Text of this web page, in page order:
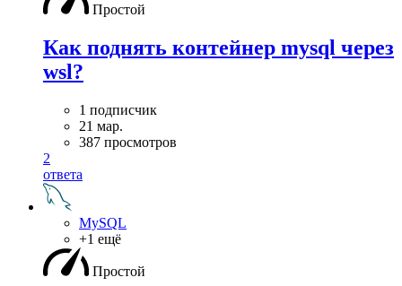
Простой
Как поднять контейнер mysql через
wsl?
1 подписчик
21 мар.
387 просмотров
2
ответа
MySQL
+1 ещё
Простой